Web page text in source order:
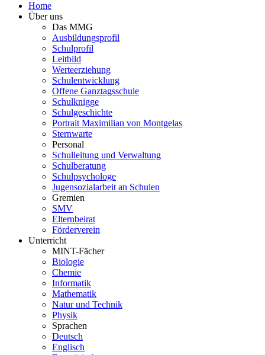
Home
Über uns
Das MMG
Ausbildungsprofil
Schulprofil
Leitbild
Werteerziehung
Schulentwicklung
Offene Ganztagsschule
Schulknigge
Schulgeschichte
Portrait Maximilian von Montgelas
Sternwarte
Personal
Schulleitung und Verwaltung
Schulberatung
Schulpsychologe
Jugensozialarbeit an Schulen
Gremien
SMV
Elternbeirat
Förderverein
Unterricht
MINT-Fächer
Biologie
Chemie
Informatik
Mathematik
Natur und Technik
Physik
Sprachen
Deutsch
Englisch